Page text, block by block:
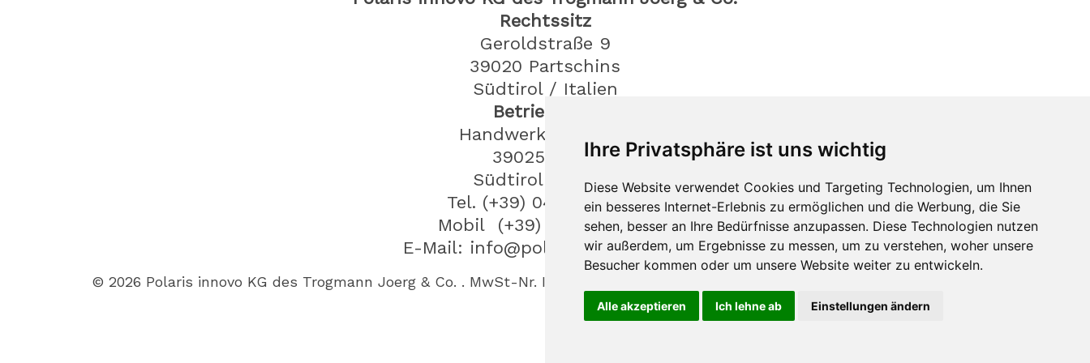
Ihre Privatsphäre ist uns wichtig
Diese Website verwendet Cookies und Targeting Technologien, um Ihnen
ein besseres Internet-Erlebnis zu ermöglichen und die Werbung, die Sie
sehen, besser an Ihre Bedürfnisse anzupassen. Diese Technologien nutzen
wir außerdem, um Ergebnisse zu messen, um zu verstehen, woher unsere
Besucher kommen oder um unsere Website weiter zu entwickeln.
Alle akzeptieren Ich lehne ab Einstellungen ändern
Rechtssitz
Geroldstraße 9
39020 Partschins
Südtirol / Italien
Betriebssitz
Handwerkerzone 20
39025
Plaus
Südtirol / Italien
Tel. (+39) 0473 965900
Mobil (+39) 388 3031530
E-Mail: info@polaris-innovo.com
© 2026 Polaris innovo KG des Trogmann Joerg & Co. . MwSt-Nr. IT03198330213